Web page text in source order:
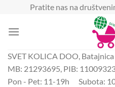
sadržaj
Pratite nas na
SVET KOLICA DOO,
MB: 21293695, PIB:
Pon - Pet: 11-19h Subota: